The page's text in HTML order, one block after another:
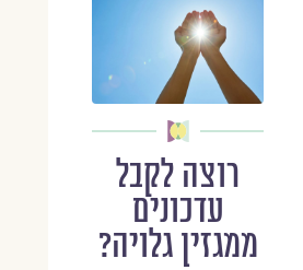
רוצה לקבל
עדכונים
ממגזין גלויה?